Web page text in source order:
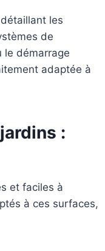
les
de
le démarrage
adaptée à
:
et faciles à
à ces surfaces,